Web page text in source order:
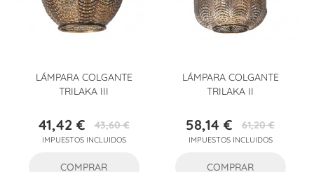
LÁMPARA COLGANTE
TRILAKA III
Precio
41,42 €Precio
base
43,60 €
IMPUESTOS INCLUIDOS
COMPRAR
LÁMPARA COLGANTE
TRILAKA II
Precio
58,14 €Precio
base
61,20 €
IMPUESTOS INCLUIDOS
COMPRAR